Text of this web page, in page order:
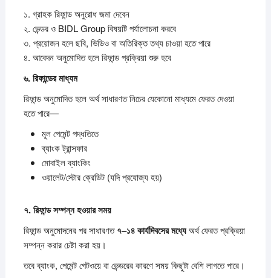
১. গ্রাহক রিফান্ড অনুরোধ জমা দেবেন
২. ভেন্ডর ও BIDL Group বিষয়টি পর্যালোচনা করবে
৩. প্রয়োজন হলে ছবি, ভিডিও বা অতিরিক্ত তথ্য চাওয়া হতে পারে
৪. আবেদন অনুমোদিত হলে রিফান্ড প্রক্রিয়া শুরু হবে
৬.রিফান্ডেরমাধ্যম
রিফান্ড অনুমোদিত হলে অর্থ সাধারণত নিচের যেকোনো মাধ্যমে ফেরত দেওয়া
হতে পারে—
মূল পেমেন্ট পদ্ধতিতে
ব্যাংক ট্রান্সফার
মোবাইল ব্যাংকিং
ওয়ালেট/স্টোর ক্রেডিট (যদি প্রযোজ্য হয়)
৭.রিফান্ডসম্পন্নহওয়ারসময়
রিফান্ড অনুমোদনের পর সাধারণত৭–১৪কার্যদিবসেরমধ্যেঅর্থ ফেরত প্রক্রিয়া
সম্পন্ন করার চেষ্টা করা হয়।
তবে ব্যাংক, পেমেন্ট গেটওয়ে বা ভেন্ডরের কারণে সময় কিছুটা বেশি লাগতে পারে।